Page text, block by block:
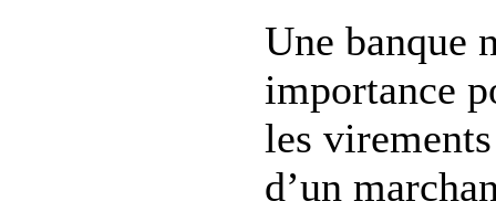
Une banque
importance
les
d’un